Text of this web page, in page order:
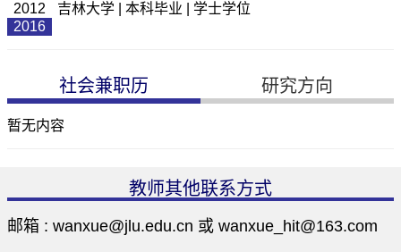
2012
2016
吉林大学 | 本科毕业 | 学士学位
社会兼职历 研究方向
暂无内容
教师其他联系方式
邮箱 : wanxue@jlu.edu.cn 或 wanxue_hit@163.com